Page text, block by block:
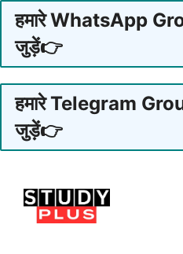
हमारे WhatsApp
जुड़ें👉
हमारे Telegram
जुड़ें👉
content